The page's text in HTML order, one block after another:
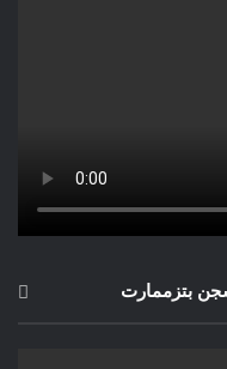
بتزممارت